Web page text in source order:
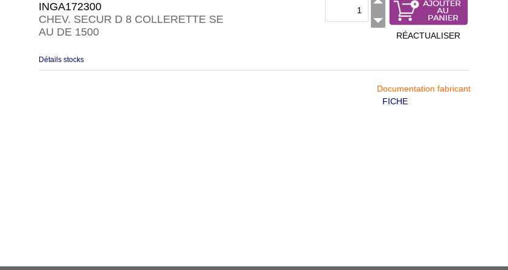
INGA172300
CHEV. SECUR D 8 COLLERETTE SE
AU DE 1500
RÉACTUALISER
Détails stocks
Documentation fabricant
FICHE